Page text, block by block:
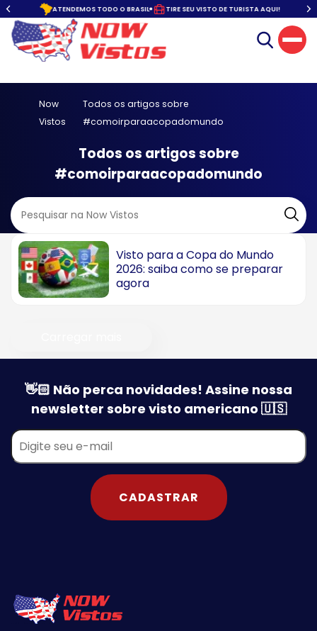
ATENDEMOS TODO O BRASIL TIRE SEU VISTO DE TURISTA AQUI!
Now
Vistos
Todos os artigos sobre
#comoirparaacopadomundo
Todos os artigos sobre
#comoirparaacopadomundo
Visto para a Copa do Mundo
2026: saiba como se preparar
agora
👋🏻 Não perca novidades! Assine nossa
newsletter sobre visto americano 🇺🇸
CADASTRAR